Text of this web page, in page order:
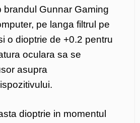
brandul Gunnar Gaming
pe langa filtrul pe
o dioptrie de +0.2 pentru
oculara sa se
asupra
dioptrie in momentul